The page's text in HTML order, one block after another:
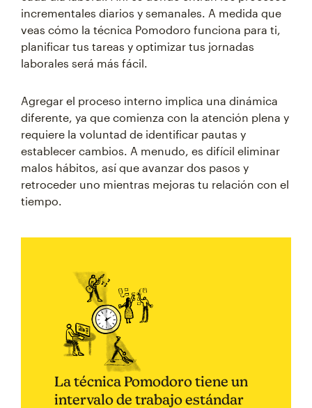
incrementales diarios y semanales. A medida que
veas cómo la técnica Pomodoro funciona para ti,
planificar tus tareas y optimizar tus jornadas
laborales será más fácil.
Agregar el proceso interno implica una dinámica
diferente, ya que comienza con la atención plena y
requiere la voluntad de identificar pautas y
establecer cambios. A menudo, es difícil eliminar
malos hábitos, así que avanzar dos pasos y
retroceder uno mientras mejoras tu relación con el
tiempo.
La técnica Pomodoro tiene un
intervalo de trabajo estándar